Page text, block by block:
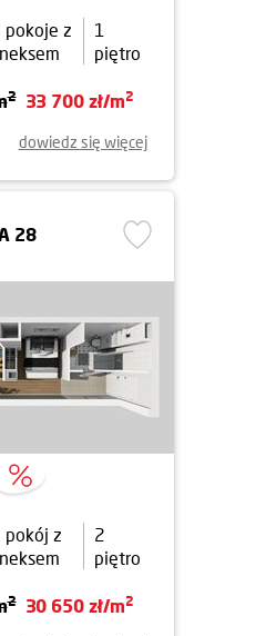
pokoje z
1
piętro
2 33 700 zł/m2
dowiedz się więcej
28
pokój z
2
piętro
2 30 650 zł/m2